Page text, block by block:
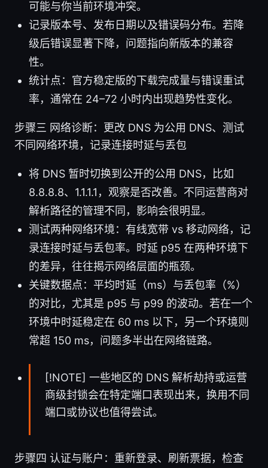
可能与你当前环境冲突。
记录版本号、发布日期以及错误码分布。若降
级后错误显著下降，问题指向新版本的兼容
性。
统计点：官方稳定版的下载完成量与错误重试
率，通常在 24–72 小时内出现趋势性变化。
步骤三 网络诊断：更改 DNS 为公用 DNS、测试
不同网络环境，记录连接时延与丢包
将 DNS 暂时切换到公开的公用 DNS，比如
8.8.8.8、1.1.1.1，观察是否改善。不同运营商对
解析路径的管理不同，影响会很明显。
测试两种网络环境：有线宽带 vs 移动网络，记
录连接时延与丢包率。时延 p95 在两种环境下
的差异，往往揭示网络层面的瓶颈。
关键数据点：平均时延（ms）与丢包率（%）
的对比，尤其是 p95 与 p99 的波动。若在一个
环境中时延稳定在 60 ms 以下，另一个环境则
常超 150 ms，问题多半出在网络链路。
[!NOTE] 一些地区的 DNS 解析劫持或运营
商级封锁会在特定端口表现出来，换用不同
端口或协议也值得尝试。
步骤四 认证与账户：重新登录、刷新票据，检查